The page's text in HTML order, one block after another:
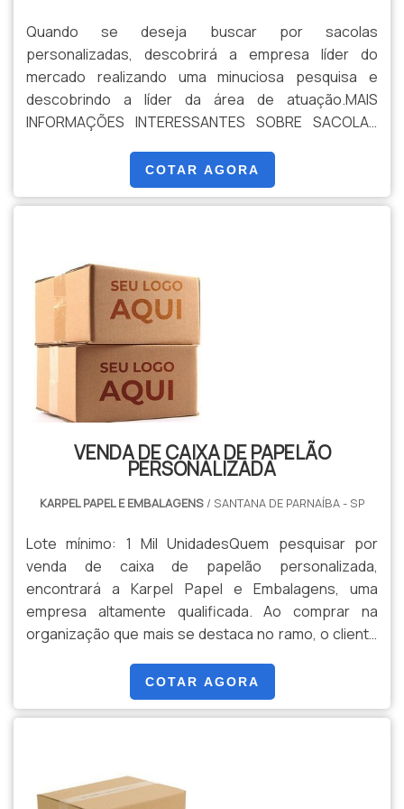
Quando se deseja buscar por sacolas
personalizadas, descobrirá a empresa líder do
mercado realizando uma minuciosa pesquisa e
descobrindo a líder da área de atuação.MAIS
INFORMAÇÕES INTERESSANTES SOBRE SACOLAS
personalizadas em uma empresa inovadora, vai até o
site da Clear Embalagens. A empresa trabalha com
embalagem expositora e caixa para delivery,
COTAR AGORA
VENDA DE CAIXA DE PAPELÃO
PERSONALIZADA
KARPEL PAPEL E EMBALAGENS / SANTANA DE PARNAÍBA - SP
Lote mínimo: 1 Mil UnidadesQuem pesquisar por
venda de caixa de papelão personalizada,
encontrará a Karpel Papel e Embalagens, uma
empresa altamente qualificada. Ao comprar na
organização que mais se destaca no ramo, o cliente
garantia de adquirir produtos que solucionem
qualquer demanda.Quando o tema é venda de caixa
de papelão personalizada, com os melhores
fabricados conforme os parâmetros e ensaios
COTAR AGORA